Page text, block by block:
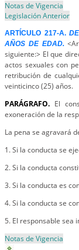
Notas de Vigencia
Legislación Anterior
ARTÍCULO 217-A.
AÑOS DE EDAD. <
siguiente:> El que
actos sexuales con
retribución de
veinticinco (25) años.
PARÁGRAFO. El
exoneración de la
La pena se agravará
1. Si la conducta se
2. Si la conducta
3. Si la conducta es
4. Si la conducta se
5. El responsable sea
Notas de Vigencia